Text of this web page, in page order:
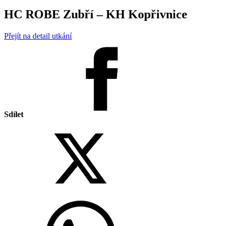
HC ROBE Zubří – KH Kopřivnice
Přejít na detail utkání
Sdílet